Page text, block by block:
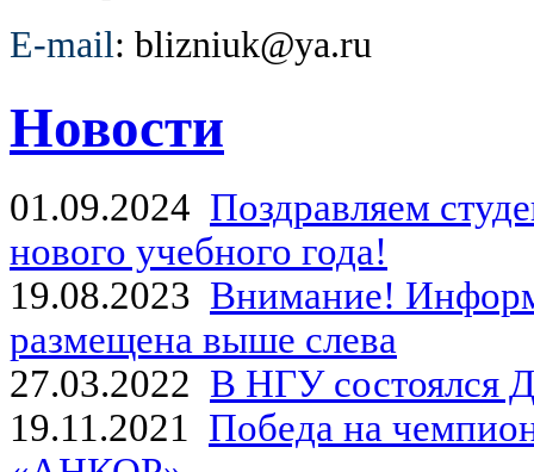
E-mail: blizniuk@ya.ru
Новости
01.09.2024 Поздравляем
нового учебного года!
19.08.2023 Внимание!
размещена выше слева
27.03.2022 В НГУ состоялся
19.11.2021 Победа на